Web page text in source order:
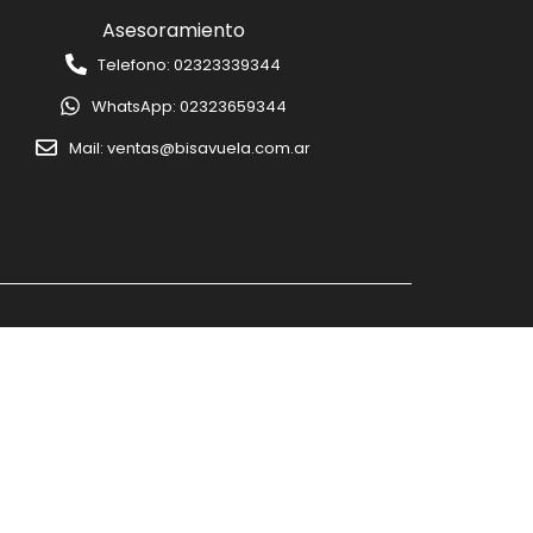
Asesoramiento
Telefono: 02323339344
WhatsApp: 02323659344
Mail: ventas@bisavuela.com.ar